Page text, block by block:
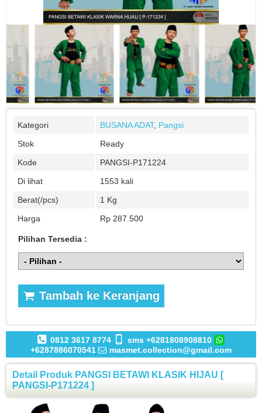
Kategori BUSANA ADAT, Pangsi
Stok
Ready
Kode
PANGSI-P171224
Di lihat
1553 kali
Berat(/pcs)
1 Kg
Harga
Rp 287.500
Pilihan Tersedia :
Tambah ke Keranjang
0812 3617 8774
sms +6281808908810
+6287886070541
masmet.collection@gmail.com
Detail Produk PANGSI BETAWI KLASIK HIJAU [
PANGSI-P171224 ]